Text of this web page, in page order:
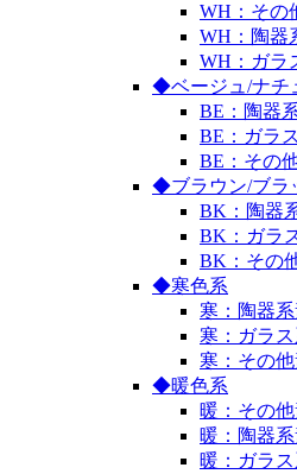
WH：その
WH：陶器
WH：ガラ
◆ベージュ/ナチ
BE：陶器
BE：ガラ
BE：その
◆ブラウン/ブラ
BK：陶器
BK：ガラ
BK：その
◆寒色系
寒：陶器
寒：ガラ
寒：その
◆暖色系
暖：その
暖：陶器
暖：ガラ